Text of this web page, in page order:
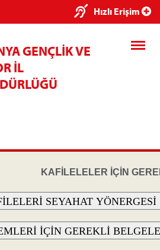
Hızlı Erişim
GENÇLİK VE
İL
KAFİLELELER İÇİN
Spor Bilgi